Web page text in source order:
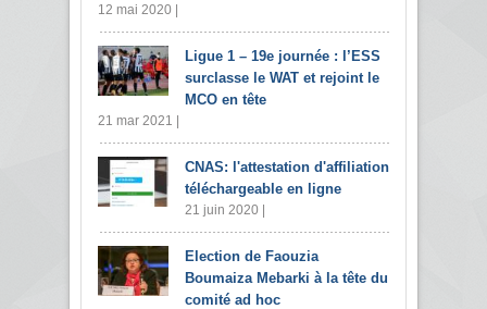
12 mai 2020 |
Ligue 1 – 19e journée : l’ESS
surclasse le WAT et rejoint le
MCO en tête
21 mar 2021 |
CNAS: l'attestation d'affiliation
téléchargeable en ligne
21 juin 2020 |
Election de Faouzia
Boumaiza Mebarki à la tête du
comité ad hoc